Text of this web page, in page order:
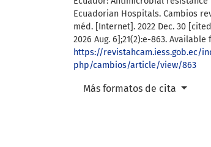
Ecuadorian Hospitals. Cambios
méd. [Internet]. 2022 Dec. 30 [cited
2026 Aug. 6];21(2):e-863. Available
https://revistahcam.iess.gob.ec/
php/cambios/article/view/863
Más formatos de cita